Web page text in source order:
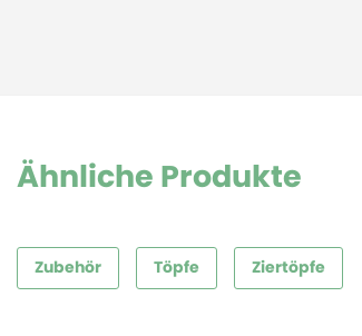
Ähnliche Produkte
Zubehör Töpfe Ziertöpfe